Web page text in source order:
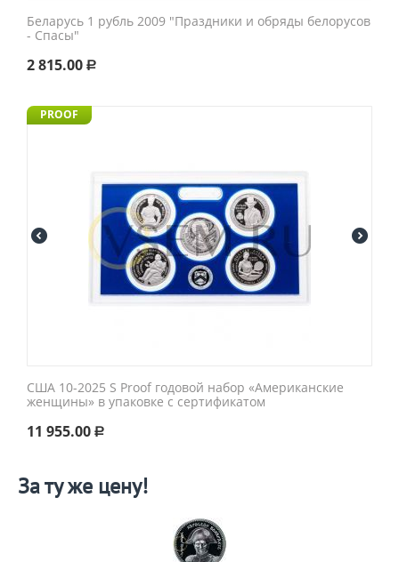
Беларусь 1 рубль 2009 "Праздники и обряды белорусов
- Спасы"
2 815.00 Р
PROOF
США 10-2025 S Proof годовой набор «Американские
женщины» в упаковке с сертификатом
11 955.00 Р
За ту же цену!